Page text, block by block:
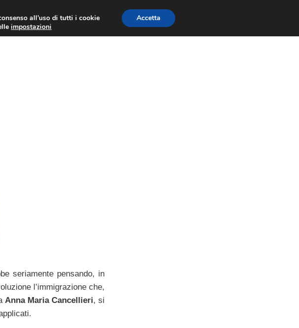
ECONOMIA EUROPEA ECONOMIA ITALIANA
seriamente pensando, in
l’immigrazione che,
Anna Maria Cancellieri, si
all’uso di tutti i cookie
impostazioni
Accetta